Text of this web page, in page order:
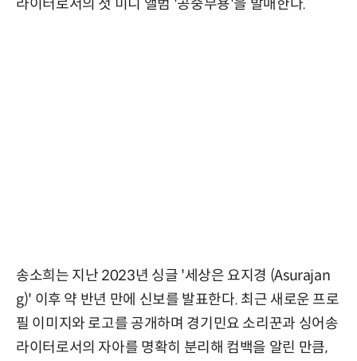
라이터로서의 첫 미니 앨범 '공중무용'을 발매한다.
송소희는 지난 2023년 싱글 '세상은 요지경 (Asurajan
g)' 이후 약 반년 만에 신보를 발표한다. 최근 새로운 프로
필 이미지와 로고를 공개하며 경기민요 소리꾼과 싱어송
라이터로서의 자아를 명확히 분리해 컴백을 알린 만큼,